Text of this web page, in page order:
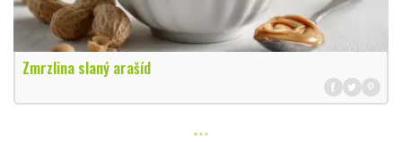
Zmrzlina slaný arašíd